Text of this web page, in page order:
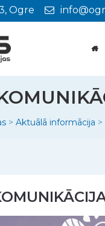
Ogre
> Aktuālā informācija >